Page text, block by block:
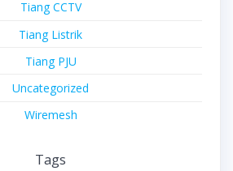
Tiang CCTV
Tiang Listrik
Tiang PJU
Uncategorized
Wiremesh
Tags